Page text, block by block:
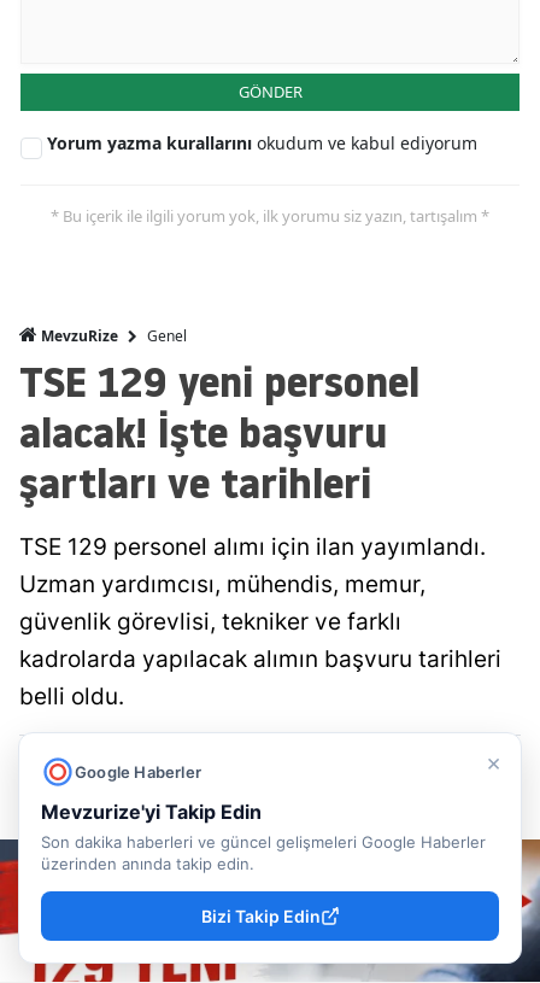
×
Google Haberler
Mevzurize'yi Takip Edin
Son dakika haberleri ve güncel gelişmeleri Google Haberler
üzerinden anında takip edin.
Bizi Takip Edin
GÖNDER
Yorum yazma kurallarını okudum ve kabul ediyorum
* Bu içerik ile ilgili yorum yok, ilk yorumu siz yazın, tartışalım *
MevzuRize Genel
TSE 129 yeni personel
alacak! İşte başvuru
şartları ve tarihleri
TSE 129 personel alımı için ilan yayımlandı.
Uzman yardımcısı, mühendis, memur,
güvenlik görevlisi, tekniker ve farklı
kadrolarda yapılacak alımın başvuru tarihleri
belli oldu.
Mevzu Rize
Editör